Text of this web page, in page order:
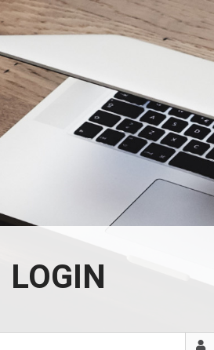
LOGIN